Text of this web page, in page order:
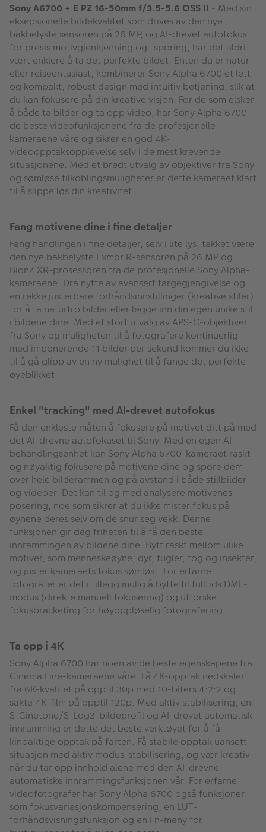
Sony A6700 + E PZ 16-50mm f/3.5-5.6 OSS II - Med sin
eksepsjonelle bildekvalitet som drives av den nye
bakbelyste sensoren på 26 MP, og AI-drevet autofokus
for presis motivgjenkjenning og -sporing, har det aldri
vært enklere å ta det perfekte bildet. Enten du er natur-
eller reiseentusiast, kombinerer Sony Alpha 6700 et lett
og kompakt, robust design med intuitiv betjening, slik at
du kan fokusere på din kreative visjon. For de som elsker
å både ta bilder og ta opp video, har Sony Alpha 6700
de beste videofunksjonene fra de profesjonelle
kameraene våre og sikrer en god 4K-
videoopptaksopplevelse selv i de mest krevende
situasjonene. Med et bredt utvalg av objektiver fra Sony
og sømløse tilkoblingsmuligheter er dette kameraet klart
til å slippe løs din kreativitet.
Fang motivene dine i fine detaljer
Fang handlingen i fine detaljer, selv i lite lys, takket være
den nye bakbelyste Exmor R-sensoren på 26 MP og
BionZ XR-prosessoren fra de profesjonelle Sony Alpha-
kameraene. Dra nytte av avansert fargegjengivelse og
en rekke justerbare forhåndsinnstillinger (kreative stiler)
for å ta naturtro bilder eller legge inn din egen unike stil
i bildene dine. Med et stort utvalg av APS-C-objektiver
fra Sony og muligheten til å fotografere kontinuerlig
med imponerende 11 bilder per sekund kommer du ikke
til å gå glipp av en ny mulighet til å fange det perfekte
øyeblikket.
Enkel "tracking" med AI-drevet autofokus
Få den enkleste måten å fokusere på motivet ditt på med
det AI-drevne autofokuset til Sony. Med en egen AI-
behandlingsenhet kan Sony Alpha 6700-kameraet raskt
og nøyaktig fokusere på motivene dine og spore dem
over hele bilderammen og på avstand i både stillbilder
og videoer. Det kan til og med analysere motivenes
posering, noe som sikrer at du ikke mister fokus på
øynene deres selv om de snur seg vekk. Denne
funksjonen gir deg friheten til å få den beste
innrammingen av bildene dine. Bytt raskt mellom ulike
motiver, som menneskeøyne, dyr, fugler, tog og insekter,
og juster kameraets fokus sømløst. For erfarne
fotografer er det i tillegg mulig å bytte til fulltids DMF-
modus (direkte manuell fokusering) og utforske
fokusbracketing for høyoppløselig fotografering.
Ta opp i 4K
Sony Alpha 6700 har noen av de beste egenskapene fra
Cinema Line-kameraene våre. Få 4K-opptak nedskalert
fra 6K-kvalitet på opptil 30p med 10-biters 4:2:2 og
sakte 4K-film på opptil 120p. Med aktiv stabilisering, en
S-Cinetone/S-Log3-bildeprofil og AI-drevet automatisk
innramming er dette det beste verktøyet for å få
kinoaktige opptak på farten. Få stabile opptak uansett
situasjon med aktiv modus-stabilisering, og vær kreativ
når du tar opp innhold alene med den AI-drevne
automatiske innrammingsfunksjonen vår. For erfarne
videofotografer har Sony Alpha 6700 også funksjoner
som fokusvariasjonskompensering, en LUT-
forhåndsvisningsfunksjon og en Fn-meny for